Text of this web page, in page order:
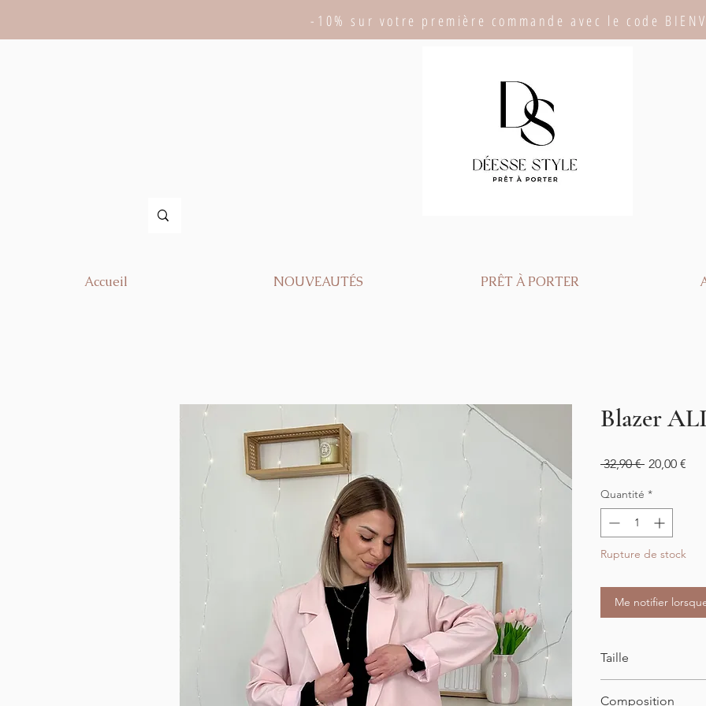
-10% sur votre première commande avec le code
Accueil NOUVEAUTÉS PRÊT À PORTER
Blazer
32,90 € Prix
20,00 €
Quantité *
Rupture de stock
Me notifier
Taille
Composition